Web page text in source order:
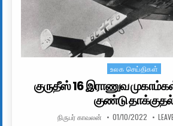
Posted in
உலக செய்திகள்
குருதீஸ் 16 இராணுவ
குண்டு
AUTHOR:
நிருபர் காவலன் PUBLISHED DATE:
01/10/2022